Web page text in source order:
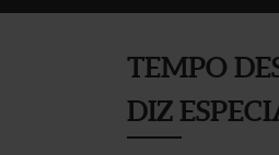
TEMPO
DIZ